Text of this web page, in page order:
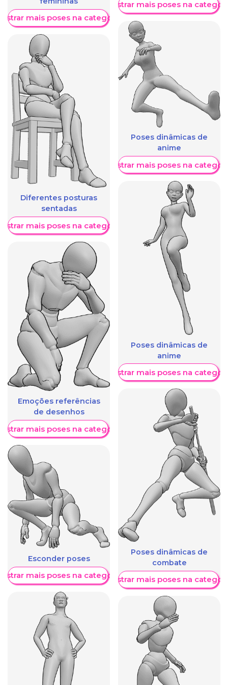
mais poses na categoria
Diferentes posturas
sentadas
mais poses na categoria
Emoções referências
de desenhos
mais poses na categoria
Esconder poses
mais poses na categoria
Mostrar mais poses na
Poses dinâmicas de
anime
Mostrar mais poses na
Poses dinâmicas de
anime
Mostrar mais poses na
Poses dinâmicas de
combate
Mostrar mais poses na